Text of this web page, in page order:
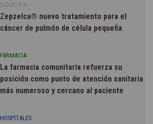
INDUSTRIA
Zepzelca® nuevo tratamiento para el
cáncer de pulmón de célula pequeña
FARMACIA
La farmacia comunitaria refuerza su
posición como punto de atención sanitaria
más numeroso y cercano al paciente
HOSPITALES